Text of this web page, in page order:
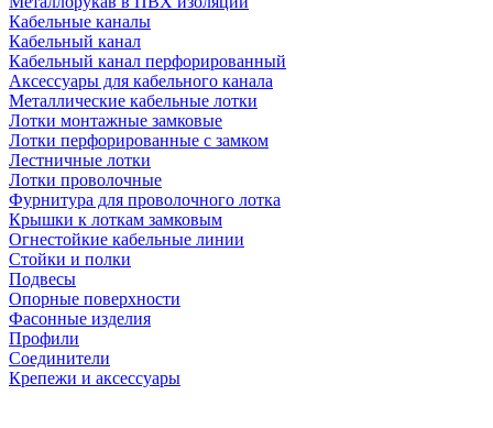
Кабельные каналы
Кабельный канал
Кабельный канал перфорированный
Аксессуары для кабельного канала
Металлические кабельные лотки
Лотки монтажные замковые
Лотки перфорированные с замком
Лестничные лотки
Лотки проволочные
Фурнитура для проволочного лотка
Крышки к лоткам замковым
Огнестойкие кабельные линии
Стойки и полки
Подвесы
Опорные поверхности
Фасонные изделия
Профили
Соединители
Крепежи и аксессуары